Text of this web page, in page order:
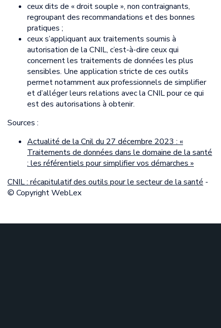
ceux dits de « droit souple », non contraignants,
regroupant des recommandations et des bonnes
pratiques ;
ceux s’appliquant aux traitements soumis à
autorisation de la CNIL, c’est-à-dire ceux qui
concernent les traitements de données les plus
sensibles. Une application stricte de ces outils
permet notamment aux professionnels de simplifier
et d’alléger leurs relations avec la CNIL pour ce qui
est des autorisations à obtenir.
Sources :
Actualité de la Cnil du 27 décembre 2023 : «
Traitements de données dans le domaine de la santé
: les référentiels pour simplifier vos démarches »
CNIL : récapitulatif des outils pour le secteur de la santé -
© Copyright WebLex